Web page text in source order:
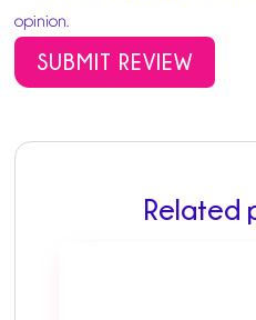
opinion.
SUBMIT REVIEW
Related